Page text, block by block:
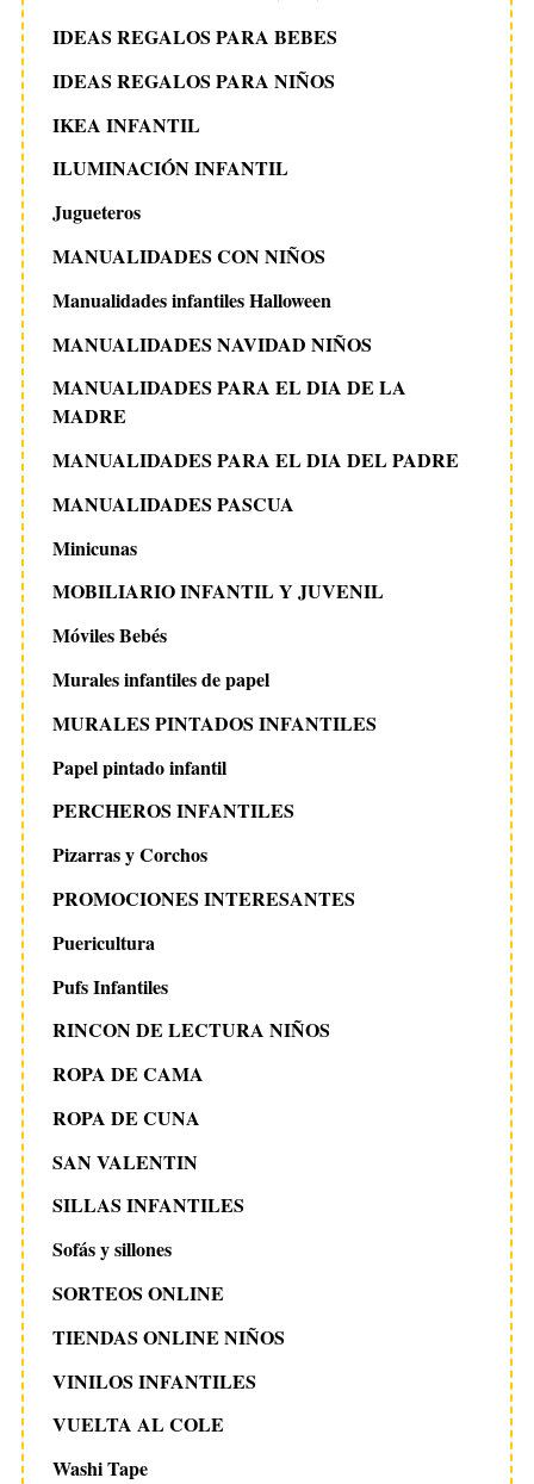
IDEAS REGALOS PARA BEBES
IDEAS REGALOS PARA NIÑOS
IKEA INFANTIL
ILUMINACIÓN INFANTIL
Jugueteros
MANUALIDADES CON NIÑOS
Manualidades infantiles Halloween
MANUALIDADES NAVIDAD NIÑOS
MANUALIDADES PARA EL DIA DE LA
MADRE
MANUALIDADES PARA EL DIA DEL PADRE
MANUALIDADES PASCUA
Minicunas
MOBILIARIO INFANTIL Y JUVENIL
Móviles Bebés
Murales infantiles de papel
MURALES PINTADOS INFANTILES
Papel pintado infantil
PERCHEROS INFANTILES
Pizarras y Corchos
PROMOCIONES INTERESANTES
Puericultura
Pufs Infantiles
RINCON DE LECTURA NIÑOS
ROPA DE CAMA
ROPA DE CUNA
SAN VALENTIN
SILLAS INFANTILES
Sofás y sillones
SORTEOS ONLINE
TIENDAS ONLINE NIÑOS
VINILOS INFANTILES
VUELTA AL COLE
Washi Tape